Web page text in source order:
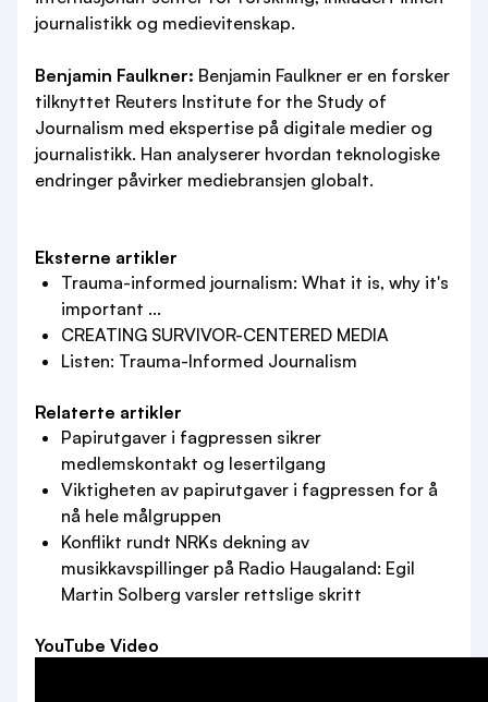
journalistikk og medievitenskap.
Benjamin Faulkner: Benjamin Faulkner er en forsker
tilknyttet Reuters Institute for the Study of
Journalism med ekspertise på digitale medier og
journalistikk. Han analyserer hvordan teknologiske
endringer påvirker mediebransjen globalt.
Eksterne artikler
Trauma-informed journalism: What it is, why it's
important ...
CREATING SURVIVOR-CENTERED MEDIA
Listen: Trauma-Informed Journalism
Relaterte artikler
Papirutgaver i fagpressen sikrer
medlemskontakt og lesertilgang
Viktigheten av papirutgaver i fagpressen for å
nå hele målgruppen
Konflikt rundt NRKs dekning av
musikkavspillinger på Radio Haugaland: Egil
Martin Solberg varsler rettslige skritt
YouTube Video